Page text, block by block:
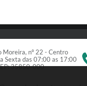
Moreira, nº 22 - Centro
Sexta das 07:00 as 17:00
35850-000